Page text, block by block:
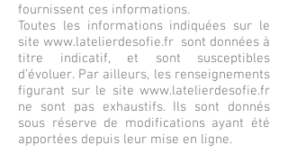
fournissent ces informations.
Toutes les informations indiquées sur le
site www.latelierdesofie.fr sont données à
titre indicatif, et sont susceptibles
d’évoluer. Par ailleurs, les renseignements
figurant sur le site www.latelierdesofie.fr
ne sont pas exhaustifs. Ils sont donnés
sous réserve de modifications ayant été
apportées depuis leur mise en ligne.